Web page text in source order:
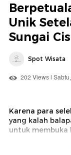
Unik
Sungai
Spot Wisata
202 Views |
Karena para
yang kalah
untuk
pemenang